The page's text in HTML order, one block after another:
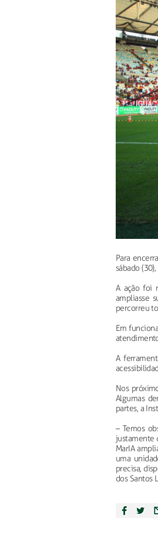
Para
sábado
A ação foi
ampliasse
percorreu
Em
A
Nos
Algumas
partes, a
– Temos
justamente
MarIA
uma
precisa,
dos Santos